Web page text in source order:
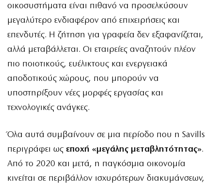
οικοσυστήματα είναι πιθανό να προσελκύσουν
μεγαλύτερο ενδιαφέρον από επιχειρήσεις και
επενδυτές. Η ζήτηση για γραφεία δεν εξαφανίζεται,
αλλά μεταβάλλεται. Οι εταιρείες αναζητούν πλέον
πιο ποιοτικούς, ευέλικτους και ενεργειακά
αποδοτικούς χώρους, που μπορούν να
υποστηρίξουν νέες μορφές εργασίας και
τεχνολογικές ανάγκες.
Όλα αυτά συμβαίνουν σε μια περίοδο που η Savills
περιγράφει ωςεποχή «μεγάλης μεταβλητότητας».
Από το 2020 και μετά, η παγκόσμια οικονομία
κινείται σε περιβάλλον ισχυρότερων διακυμάνσεων,